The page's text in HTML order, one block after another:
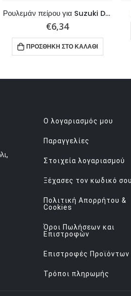
Ρουλεμάν πείρου για Suzuki DT25, DT30
€6,34
ΠΡΟΣΘΉΚΗ ΣΤΟ ΚΑΛΆΘΙ
Ο λογαριασμός μου
Παραγγελίες
Στοιχεία λογαριασμού
Ξέχασες τον κωδικό
Πολιτική Απορρήτου &
Cookies
Όροι Πωλήσεων και
Επιστροφών
Επιστροφές Προϊόντων
Τρόποι πληρωμής